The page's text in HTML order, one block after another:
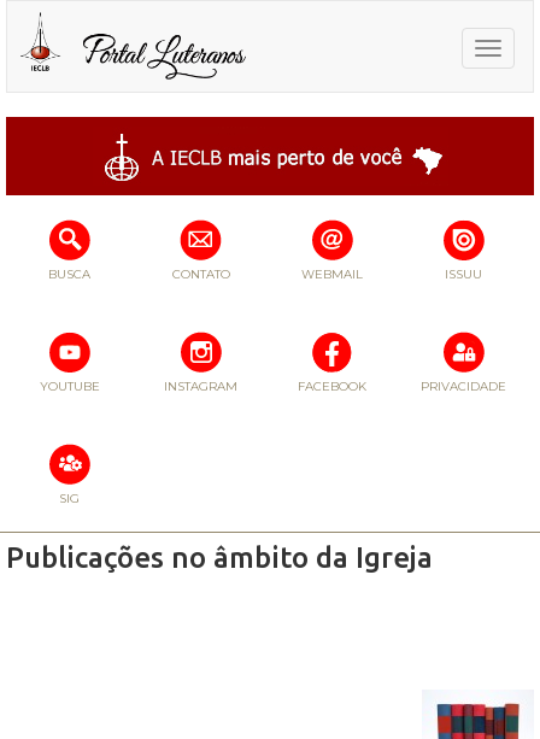
Toggle
BUSCA CONTATO WEBMAIL ISSUU
YOUTUBE INSTAGRAM FACEBOOK PRIVACIDADE
SIG
Publicações no âmbito da Igreja